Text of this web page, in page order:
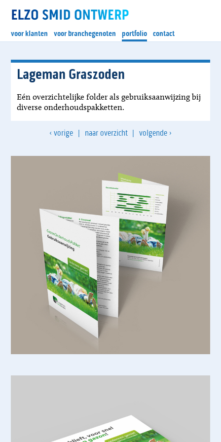
voor klanten voor branchegenoten portfolio contact
Lageman Graszoden
Eén overzichtelijke folder als gebruiksaanwijzing bij
diverse onderhoudspakketten.
‹ vorige naar overzicht volgende ›